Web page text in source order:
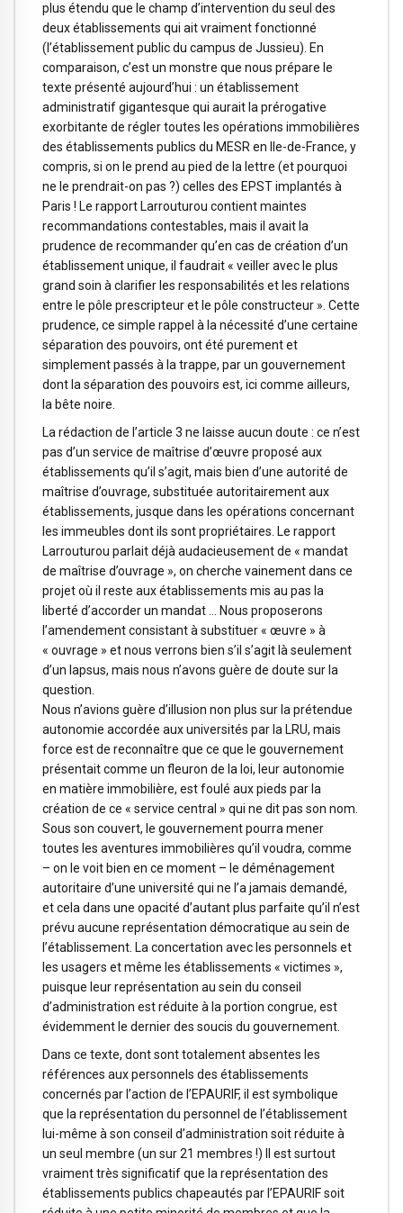
plus étendu que le champ d’intervention du seul des
deux établissements qui ait vraiment fonctionné
(l’établissement public du campus de Jussieu). En
comparaison, c’est un monstre que nous prépare le
texte présenté aujourd’hui : un établissement
administratif gigantesque qui aurait la prérogative
exorbitante de régler toutes les opérations immobilières
des établissements publics du MESR en Ile-de-France, y
compris, si on le prend au pied de la lettre (et pourquoi
ne le prendrait-on pas ?) celles des EPST implantés à
Paris ! Le rapport Larrouturou contient maintes
recommandations contestables, mais il avait la
prudence de recommander qu’en cas de création d’un
établissement unique, il faudrait « veiller avec le plus
grand soin à clarifier les responsabilités et les relations
entre le pôle prescripteur et le pôle constructeur ». Cette
prudence, ce simple rappel à la nécessité d’une certaine
séparation des pouvoirs, ont été purement et
simplement passés à la trappe, par un gouvernement
dont la séparation des pouvoirs est, ici comme ailleurs,
la bête noire.
La rédaction de l’article 3 ne laisse aucun doute : ce n’est
pas d’un service de maîtrise d’œuvre proposé aux
établissements qu’il s’agit, mais bien d’une autorité de
maîtrise d’ouvrage, substituée autoritairement aux
établissements, jusque dans les opérations concernant
les immeubles dont ils sont propriétaires. Le rapport
Larrouturou parlait déjà audacieusement de « mandat
de maîtrise d’ouvrage », on cherche vainement dans ce
projet où il reste aux établissements mis au pas la
liberté d’accorder un mandat … Nous proposerons
l’amendement consistant à substituer « œuvre » à
« ouvrage » et nous verrons bien s’il s’agit là seulement
d’un lapsus, mais nous n’avons guère de doute sur la
question.
Nous n’avions guère d’illusion non plus sur la prétendue
autonomie accordée aux universités par la LRU, mais
force est de reconnaître que ce que le gouvernement
présentait comme un fleuron de la loi, leur autonomie
en matière immobilière, est foulé aux pieds par la
création de ce « service central » qui ne dit pas son nom.
Sous son couvert, le gouvernement pourra mener
toutes les aventures immobilières qu’il voudra, comme
– on le voit bien en ce moment – le déménagement
autoritaire d’une université qui ne l’a jamais demandé,
et cela dans une opacité d’autant plus parfaite qu’il n’est
prévu aucune représentation démocratique au sein de
l’établissement. La concertation avec les personnels et
les usagers et même les établissements « victimes »,
puisque leur représentation au sein du conseil
d’administration est réduite à la portion congrue, est
évidemment le dernier des soucis du gouvernement.
Dans ce texte, dont sont totalement absentes les
références aux personnels des établissements
concernés par l’action de l’EPAURIF, il est symbolique
que la représentation du personnel de l’établissement
lui-même à son conseil d’administration soit réduite à
un seul membre (un sur 21 membres !) Il est surtout
vraiment très significatif que la représentation des
établissements publics chapeautés par l’EPAURIF soit